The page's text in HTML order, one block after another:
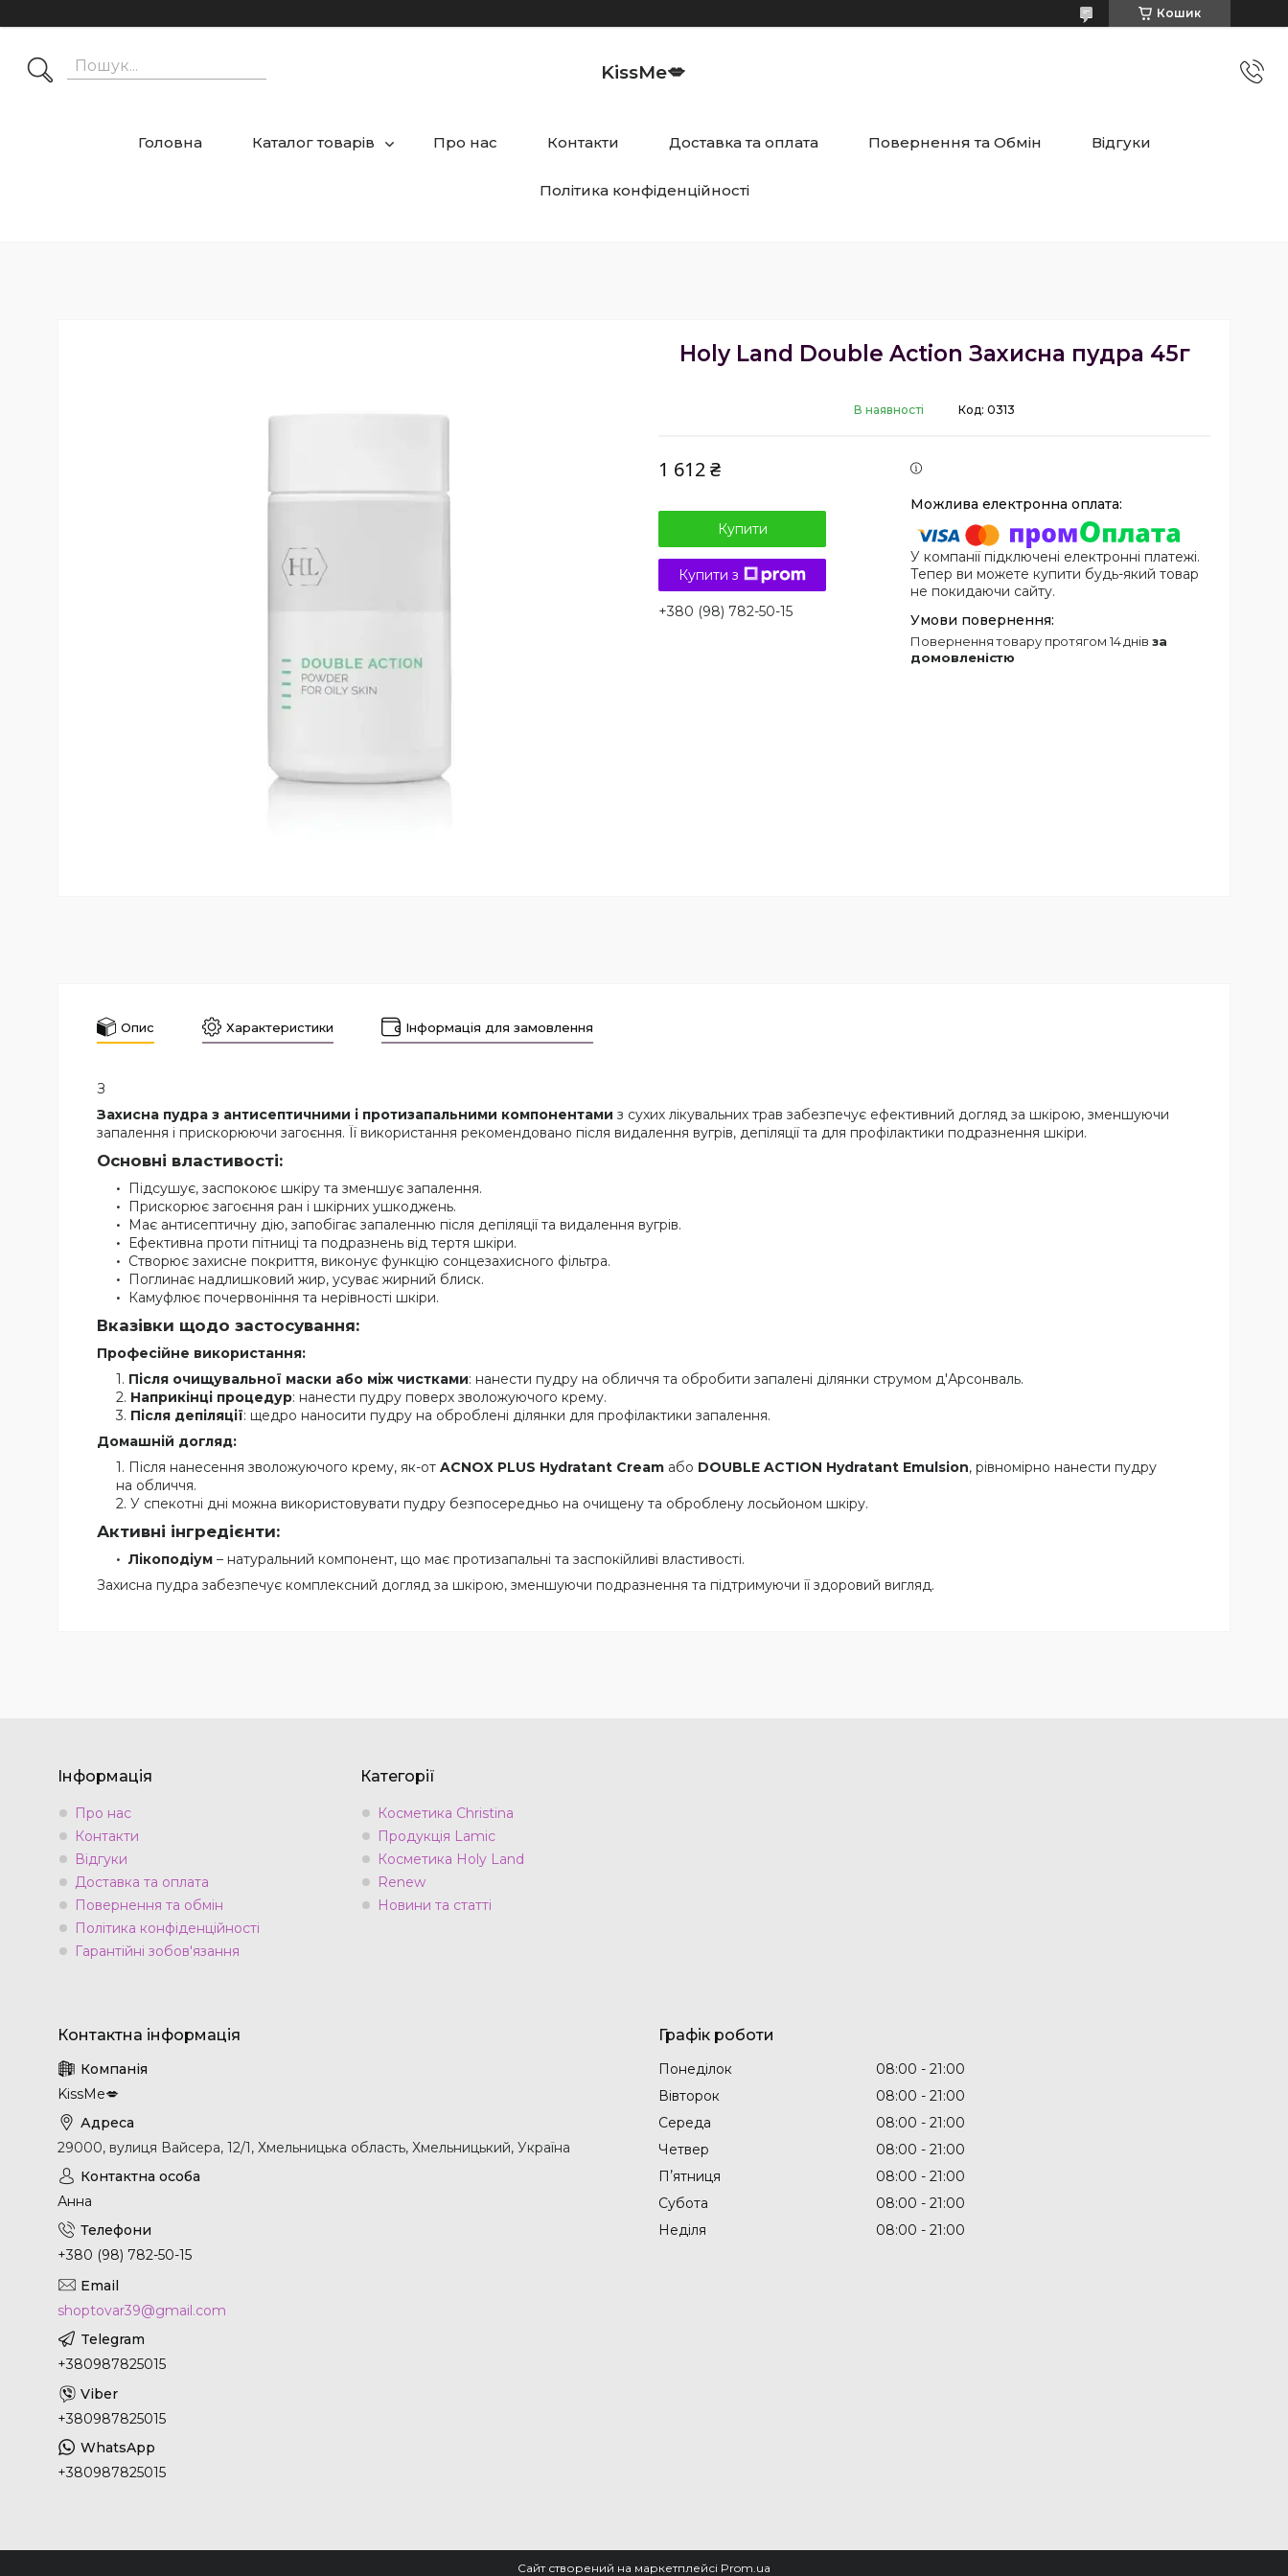
Кошик
KissMe💋
Головна Каталог товарів Про нас Контакти Доставка та оплата Повернення та Обмін Відгуки
Політика конфіденційності
Holy Land Double Action Захисна пудра 45г
В наявності Код: 0313
1 612 ₴
Купити
Купити з
+380 (98) 782-50-15
У компанії підключені електронні платежі.
Тепер ви можете купити будь-який товар
не покидаючи сайту.
повернення товару протягом 14 днів за
домовленістю
Опис Характеристики Інформація для замовлення
З
Захисна пудра з антисептичними і протизапальними компонентами з сухих лікувальних трав забезпечує ефективний догляд за шкірою, зменшуючи
запалення і прискорюючи загоєння. Її використання рекомендовано після видалення вугрів, депіляції та для профілактики подразнення шкіри.
Основні властивості:
Підсушує, заспокоює шкіру та зменшує запалення.
Прискорює загоєння ран і шкірних ушкоджень.
Має антисептичну дію, запобігає запаленню після депіляції та видалення вугрів.
Ефективна проти пітниці та подразнень від тертя шкіри.
Створює захисне покриття, виконує функцію сонцезахисного фільтра.
Поглинає надлишковий жир, усуває жирний блиск.
Камуфлює почервоніння та нерівності шкіри.
Вказівки щодо застосування:
Професійне використання:
Після очищувальної маски або між чистками: нанести пудру на обличчя та обробити запалені ділянки струмом д'Арсонваль.
Наприкінці процедур: нанести пудру поверх зволожуючого крему.
Після депіляції: щедро наносити пудру на оброблені ділянки для профілактики запалення.
Домашній догляд:
Після нанесення зволожуючого крему, як-от ACNOX PLUS Hydratant Cream або DOUBLE ACTION Hydratant Emulsion, рівномірно нанести пудру
на обличчя.
У спекотні дні можна використовувати пудру безпосередньо на очищену та оброблену лосьйоном шкіру.
Активні інгредієнти:
Лікоподіум – натуральний компонент, що має протизапальні та заспокійливі властивості.
Захисна пудра забезпечує комплексний догляд за шкірою, зменшуючи подразнення та підтримуючи її здоровий вигляд.
Інформація
Про нас
Контакти
Відгуки
Доставка та оплата
Повернення та обмін
Політика конфіденційності
Гарантійні зобов'язання
Категорії
Косметика Christina
Продукція Lamic
Косметика Holy Land
Renew
Новини та статті
KissMe💋
29000, вулиця Вайсера, 12/1, Хмельницька область, Хмельницький, Україна
Анна
+380 (98) 782-50-15
shoptovar39@gmail.com
+380987825015
+380987825015
+380987825015
Графік роботи
Понеділок 08:00
21:00
Вівторок
08:00
21:00
Середа
08:00
21:00
Четвер
08:00
21:00
Пʼятниця
08:00
21:00
Субота
08:00
21:00
Неділя
08:00 21:00
Сайт створений на маркетплейсі Prom.ua